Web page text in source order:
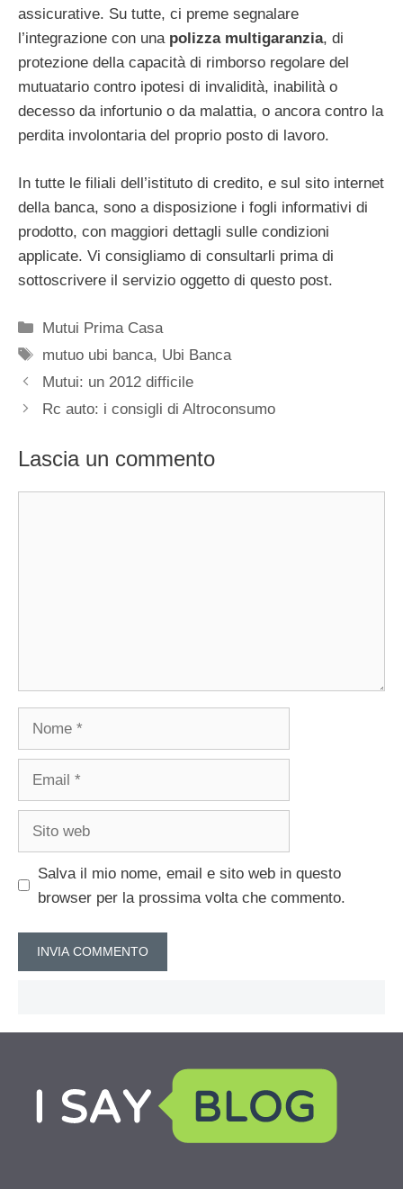
assicurative. Su tutte, ci preme segnalare
l’integrazione con una polizza multigaranzia, di
protezione della capacità di rimborso regolare del
mutuatario contro ipotesi di invalidità, inabilità o
decesso da infortunio o da malattia, o ancora contro la
perdita involontaria del proprio posto di lavoro.
In tutte le filiali dell’istituto di credito, e sul sito internet
della banca, sono a disposizione i fogli informativi di
prodotto, con maggiori dettagli sulle condizioni
applicate. Vi consigliamo di consultarli prima di
sottoscrivere il servizio oggetto di questo post.
Categorie
Mutui Prima Casa
Tag
mutuo ubi banca, Ubi Banca
Mutui: un 2012 difficile
Rc auto: i consigli di Altroconsumo
Lascia un commento
Salva il mio nome, email e sito web in questo
browser per la prossima volta che commento.